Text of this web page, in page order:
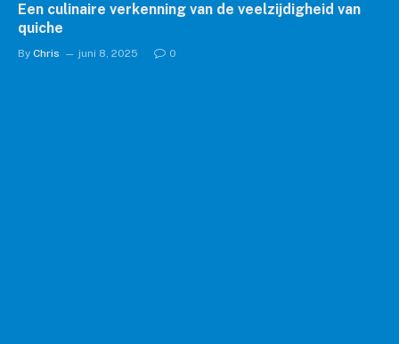
Een culinaire verkenning van de veelzijdigheid van
quiche
By Chris juni 8, 2025 0